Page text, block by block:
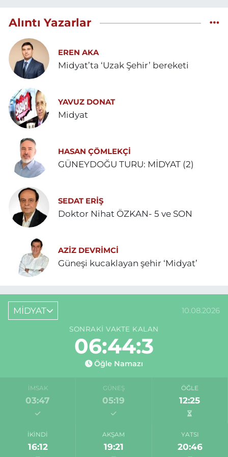
Alıntı Yazarlar
EREN AKA
Midyat’ta ‘Uzak Şehir’ bereketi
YAVUZ DONAT
Midyat
HASAN ÇÖMLEKÇİ
GÜNEYDOĞU TURU: MİDYAT (2)
SEDAT ERİŞ
Doktor Nihat ÖZKAN- 5 ve SON
AZIZ DEVRIMCI
Güneşi kucaklayan şehir ‘Midyat’
MİDYAT 10.08.2026
SONRAKI VAKTE KALAN
06:44:3
Öğle Namazı
İMSAK
03:47
GÜNEŞ
05:19
ÖĞLE
12:25
İKINDI
16:12
AKŞAM
19:21
YATSI
20:46